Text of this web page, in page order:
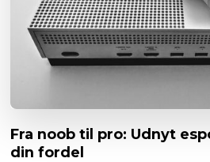
Fra noob til pro: Udnyt
din fordel